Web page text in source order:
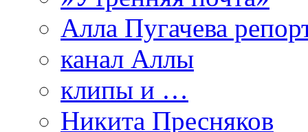
Алла Пугачева
канал Аллы
клипы и …
Никита Пресняков